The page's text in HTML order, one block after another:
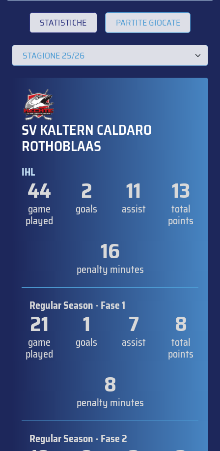
STATISTICHE PARTITE GIOCATE
SV KALTERN CALDARO
ROTHOBLAAS
IHL
44
game
played
2
goals
11
assist
13
total
points
16
penalty minutes
Regular Season - Fase 1
21
game
played
1
goals
7
assist
8
total
points
8
penalty minutes
Regular Season - Fase 2